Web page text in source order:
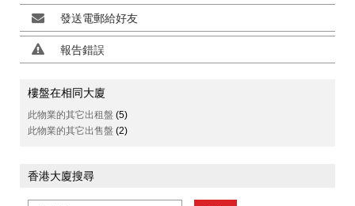
發送電郵給好友
報告錯誤
樓盤在相同大廈
此物業的其它出租盤 (5)
此物業的其它出售盤 (2)
香港大廈搜尋